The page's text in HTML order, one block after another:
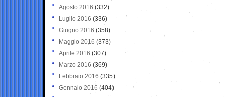
Agosto 2016 (332)
Luglio 2016 (336)
Giugno 2016 (358)
Maggio 2016 (373)
Aprile 2016 (307)
Marzo 2016 (369)
Febbraio 2016 (335)
Gennaio 2016 (404)